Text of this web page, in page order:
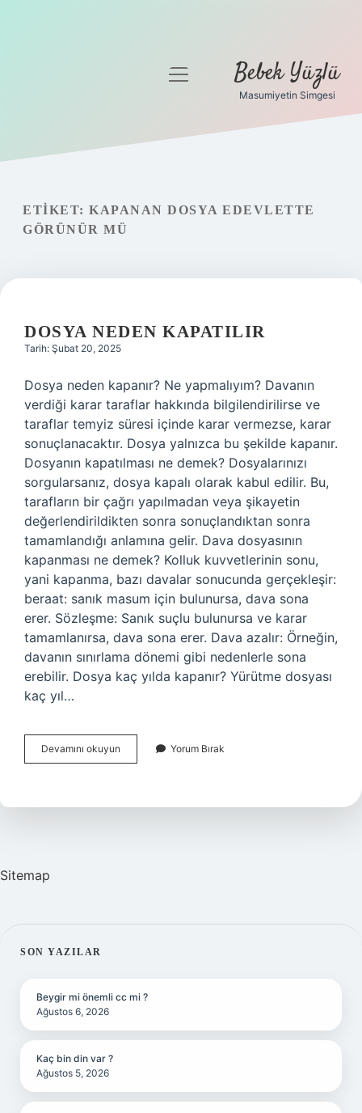
Gizlilik Politikası
menüyü
Bebek Yüzlü
Masumiyetin Simgesi
ETIKET: KAPANAN DOSYA EDEVLETTE
GÖRÜNÜR MÜ
DOSYA NEDEN KAPATILIR
Tarih: Şubat 20, 2025
Dosya neden kapanır? Ne yapmalıyım? Davanın
verdiği karar taraflar hakkında bilgilendirilirse ve
taraflar temyiz süresi içinde karar vermezse, karar
sonuçlanacaktır. Dosya yalnızca bu şekilde kapanır.
Dosyanın kapatılması ne demek? Dosyalarınızı
sorgularsanız, dosya kapalı olarak kabul edilir. Bu,
tarafların bir çağrı yapılmadan veya şikayetin
değerlendirildikten sonra sonuçlandıktan sonra
tamamlandığı anlamına gelir. Dava dosyasının
kapanması ne demek? Kolluk kuvvetlerinin sonu,
yani kapanma, bazı davalar sonucunda gerçekleşir:
beraat: sanık masum için bulunursa, dava sona
erer. Sözleşme: Sanık suçlu bulunursa ve karar
tamamlanırsa, dava sona erer. Dava azalır: Örneğin,
davanın sınırlama dönemi gibi nedenlerle sona
erebilir. Dosya kaç yılda kapanır? Yürütme dosyası
kaç yıl…
Devamını okuyun
Neden
Yorum Bırak
Sitemap
SIDEBAR
SON YAZILAR
Beygir mi önemli cc mi ?
Ağustos 6, 2026
Kaç bin din var ?
Ağustos 5, 2026